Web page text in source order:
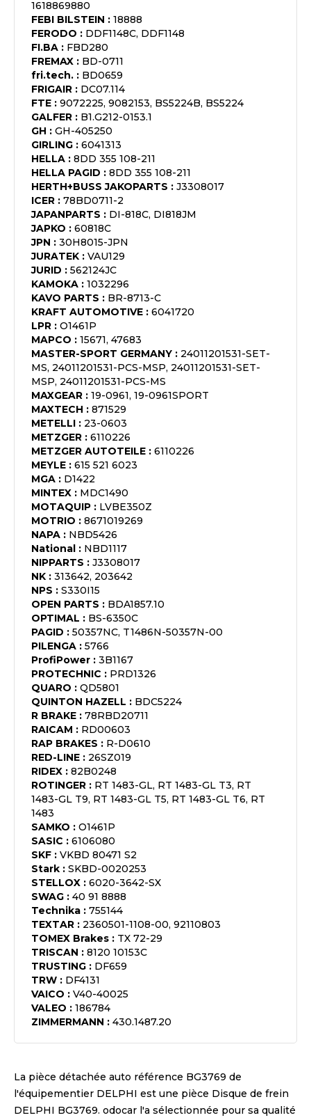
1618869880
FEBI BILSTEIN : 18888
FERODO : DDF1148C, DDF1148
FI.BA : FBD280
FREMAX : BD-0711
fri.tech. : BD0659
FRIGAIR : DC07.114
FTE : 9072225, 9082153, BS5224B, BS5224
GALFER : B1.G212-0153.1
GH : GH-405250
GIRLING : 6041313
HELLA : 8DD 355 108-211
HELLA PAGID : 8DD 355 108-211
HERTH+BUSS JAKOPARTS : J3308017
ICER : 78BD0711-2
JAPANPARTS : DI-818C, DI818JM
JAPKO : 60818C
JPN : 30H8015-JPN
JURATEK : VAU129
JURID : 562124JC
KAMOKA : 1032296
KAVO PARTS : BR-8713-C
KRAFT AUTOMOTIVE : 6041720
LPR : O1461P
MAPCO : 15671, 47683
MASTER-SPORT GERMANY : 24011201531-SET-
MS, 24011201531-PCS-MSP, 24011201531-SET-
MSP, 24011201531-PCS-MS
MAXGEAR : 19-0961, 19-0961SPORT
MAXTECH : 871529
METELLI : 23-0603
METZGER : 6110226
METZGER AUTOTEILE : 6110226
MEYLE : 615 521 6023
MGA : D1422
MINTEX : MDC1490
MOTAQUIP : LVBE350Z
MOTRIO : 8671019269
NAPA : NBD5426
National : NBD1117
NIPPARTS : J3308017
NK : 313642, 203642
NPS : S330I15
OPEN PARTS : BDA1857.10
OPTIMAL : BS-6350C
PAGID : 50357NC, T1486N-50357N-00
PILENGA : 5766
ProfiPower : 3B1167
PROTECHNIC : PRD1326
QUARO : QD5801
QUINTON HAZELL : BDC5224
R BRAKE : 78RBD20711
RAICAM : RD00603
RAP BRAKES : R-D0610
RED-LINE : 26SZ019
RIDEX : 82B0248
ROTINGER : RT 1483-GL, RT 1483-GL T3, RT
1483-GL T9, RT 1483-GL T5, RT 1483-GL T6, RT
1483
SAMKO : O1461P
SASIC : 6106080
SKF : VKBD 80471 S2
Stark : SKBD-0020253
STELLOX : 6020-3642-SX
SWAG : 40 91 8888
Technika : 755144
TEXTAR : 2360501-1108-00, 92110803
TOMEX Brakes : TX 72-29
TRISCAN : 8120 10153C
TRUSTING : DF659
TRW : DF4131
VAICO : V40-40025
VALEO : 186784
ZIMMERMANN : 430.1487.20
La pièce détachée auto référence BG3769 de
l'équipementier DELPHI est une pièce Disque de frein
DELPHI BG3769. odocar l'a sélectionnée pour sa qualité